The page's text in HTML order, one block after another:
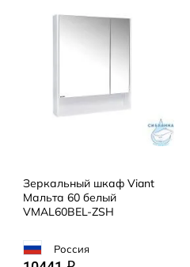
Зеркальный шкаф Viant
Мальта 60 белый
VMAL60BEL-ZSH
Россия